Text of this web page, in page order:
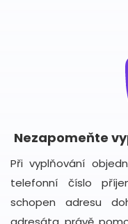
Nezapomeňte
Při vyplňování
telefonní číslo
schopen adresu